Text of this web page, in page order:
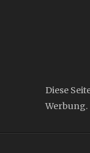
Diese
Werbung.